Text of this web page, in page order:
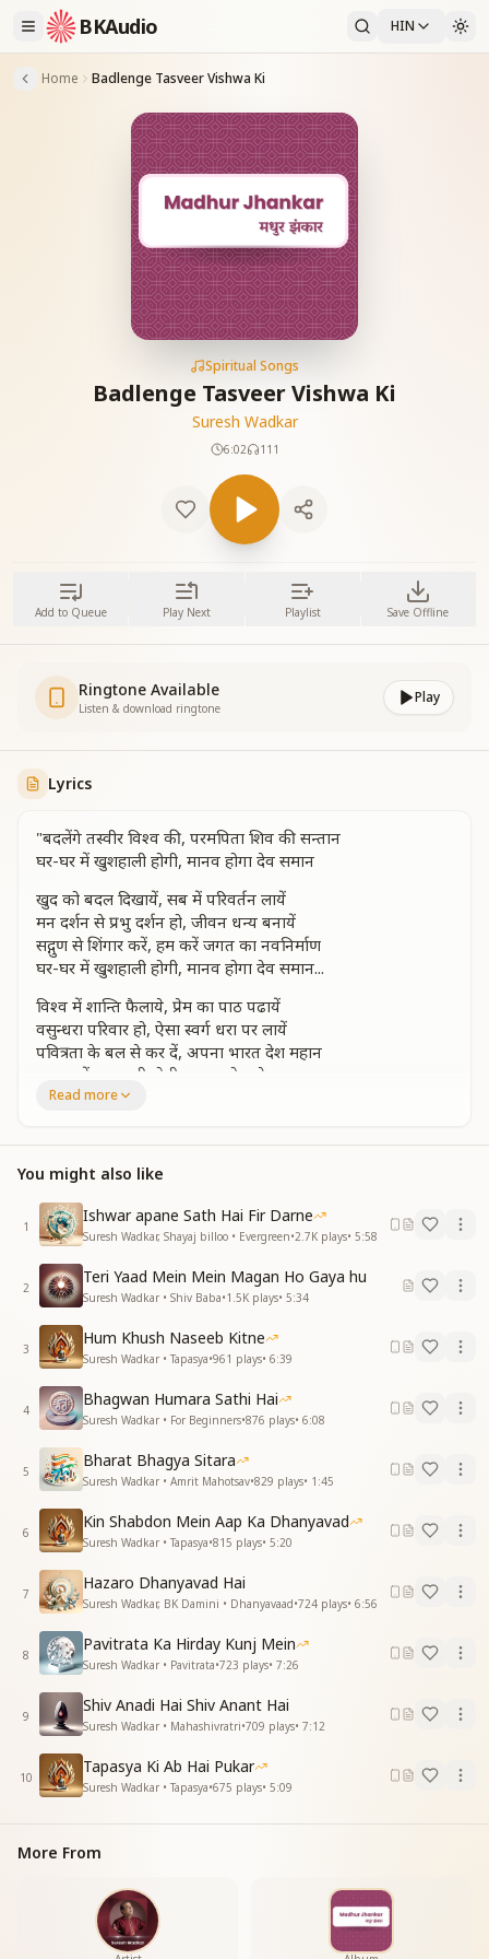
BKAudio HIN
Home Badlenge Tasveer Vishwa Ki
Spiritual Songs
Badlenge Tasveer Vishwa Ki
Suresh Wadkar
6:02 111
Add to Queue Play Next Playlist Save Offline
Ringtone Available
Listen & download ringtone
Play
Lyrics
"बदलेंगे तस्वीर विश्व की, परमपिता शिव की सन्तान
घर-घर में खुशहाली होगी, मानव होगा देव समान
खुद को बदल दिखायें, सब में परिवर्तन लायें
मन दर्शन से प्रभु दर्शन हो, जीवन धन्य बनायें
सद्गुण से शिंगार करें, हम करें जगत का नवनिर्माण
घर-घर में खुशहाली होगी, मानव होगा देव समान...
विश्व में शान्ति फैलाये, प्रेम का पाठ पढायें
वसुन्धरा परिवार हो, ऐसा स्वर्ग धरा पर लायें
पवित्रता के बल से कर दें, अपना भारत देश महान
घर-घर में खुशहाली होगी, मानव होगा देव समान...
घर-घर में खुशहाली होगी, मानव होगा देव समान..."
Read more
You might also like
1
Ishwar apane Sath Hai Fir Darne
Suresh Wadkar, Shayaj billoo • Evergreen•2.7K plays• 5:58
2
Teri Yaad Mein Mein Magan Ho Gaya hu
Suresh Wadkar • Shiv Baba•1.5K plays• 5:34
3
Hum Khush Naseeb Kitne
Suresh Wadkar • Tapasya•961 plays• 6:39
4
Bhagwan Humara Sathi Hai
Suresh Wadkar • For Beginners•876 plays• 6:08
5
Bharat Bhagya Sitara
Suresh Wadkar • Amrit Mahotsav•829 plays• 1:45
6
Kin Shabdon Mein Aap Ka Dhanyavad
Suresh Wadkar • Tapasya•815 plays• 5:20
7
Hazaro Dhanyavad Hai
Suresh Wadkar, BK Damini • Dhanyavaad•724 plays• 6:56
8
Pavitrata Ka Hirday Kunj Mein
Suresh Wadkar • Pavitrata•723 plays• 7:26
9
Shiv Anadi Hai Shiv Anant Hai
Suresh Wadkar • Mahashivratri•709 plays• 7:12
10
Tapasya Ki Ab Hai Pukar
Suresh Wadkar • Tapasya•675 plays• 5:09
More From